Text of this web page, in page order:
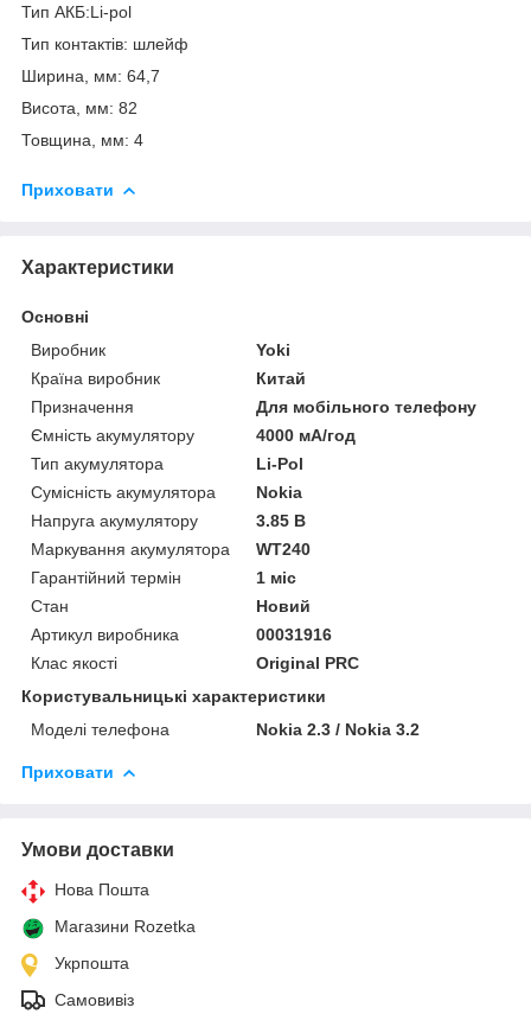
Тип АКБ:Li-pol
Тип контактів: шлейф
Ширина, мм: 64,7
Висота, мм: 82
Товщина, мм: 4
Приховати
Характеристики
Основні
Виробник
Yoki
Країна виробник
Китай
Призначення
Для мобільного телефону
Ємність акумулятору
4000 мА/год
Тип акумулятора
Li-Pol
Сумісність акумулятора
Nokia
Напруга акумулятору
3.85 В
Маркування акумулятора
WT240
Гарантійний термін
1 міс
Стан
Новий
Артикул виробника
00031916
Клас якості
Original PRC
Користувальницькі характеристики
Моделі телефона
Nokia 2.3 / Nokia 3.2
Приховати
Умови доставки
Нова Пошта
Магазини Rozetka
Укрпошта
Самовивіз